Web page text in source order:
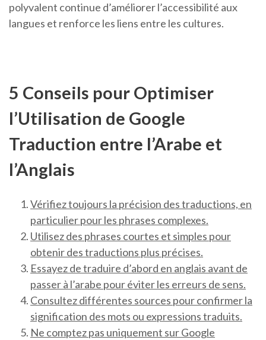
polyvalent continue d’améliorer l’accessibilité aux
langues et renforce les liens entre les cultures.
5 Conseils pour Optimiser
l’Utilisation de Google
Traduction entre l’Arabe et
l’Anglais
Vérifiez toujours la précision des traductions, en
particulier pour les phrases complexes.
Utilisez des phrases courtes et simples pour
obtenir des traductions plus précises.
Essayez de traduire d’abord en anglais avant de
passer à l’arabe pour éviter les erreurs de sens.
Consultez différentes sources pour confirmer la
signification des mots ou expressions traduits.
Ne comptez pas uniquement sur Google